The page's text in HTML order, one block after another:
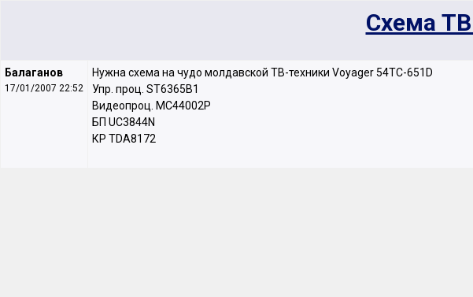
Схема
Балаганов
17/01/2007 22:52
Нужна схема на чудо молдавской ТВ-техники Voyager 54TC-651D
Упр. проц. ST6365B1
Видеопроц. MC44002P
БП UC3844N
КР TDA8172